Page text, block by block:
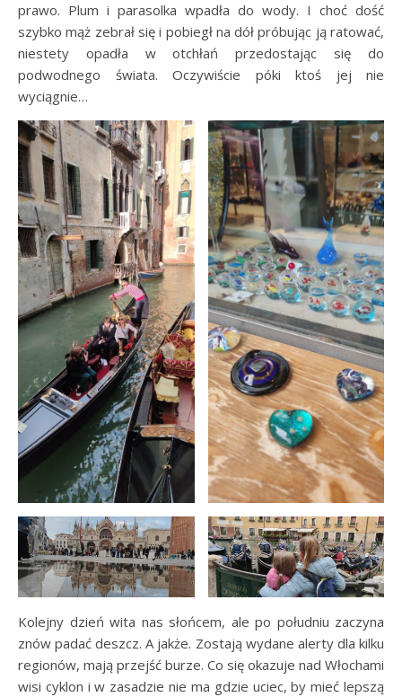
prawo. Plum i parasolka wpadła do wody. I choć dość
szybko mąż zebrał się i pobiegł na dół próbując ją ratować,
niestety opadła w otchłań przedostając się do
podwodnego świata. Oczywiście póki ktoś jej nie
wyciągnie…
Kolejny dzień wita nas słońcem, ale po południu zaczyna
znów padać deszcz. A jakże. Zostają wydane alerty dla kilku
regionów, mają przejść burze. Co się okazuje nad Włochami
wisi cyklon i w zasadzie nie ma gdzie uciec, by mieć lepszą